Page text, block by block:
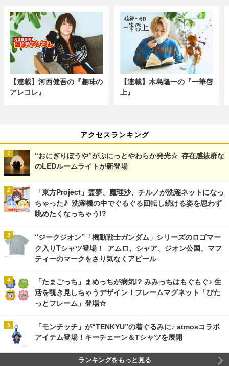
【連載】河西健吾の『趣味の
アレコレ』
【連載】木島隆一の『一筆啓
上』
アクセスランキング
“おにぎりぼうや”がぷにっとやわらか発光☆ 存在感抜群な
のLEDルームライトが新登場
「東方Project」霊夢、魔理沙、チルノが洗濯ネットになっ
ちゃった♪ 洗濯機の中でぐるぐる回転し続ける姿を思わず
眺めたくなっちゃう!?
“ジークジオン”「機動戦士ガンダム」シリーズのロゴマー
ク入りTシャツ登場！ アムロ、シャア、ジオン公国、マフ
ティーのマークをさり気なくアピール
「たまごっち」まめっちが病気!? みみっちはもぐもぐ♪ 生
活を覗き見しちゃうデザイン！フレームマグネット「ぴた
っとフレーム」登場☆
「モンチッチ」が“TENKYU”の着ぐるみに♪ atmosコラボ
アイテム登場！キーチェーン＆Tシャツを展開
ランキングをもっと見る